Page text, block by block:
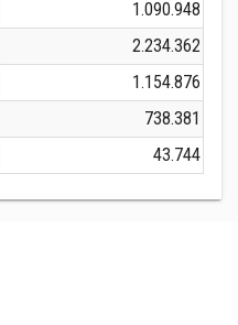
1.090.948
2.234.362
1.154.876
738.381
43.744